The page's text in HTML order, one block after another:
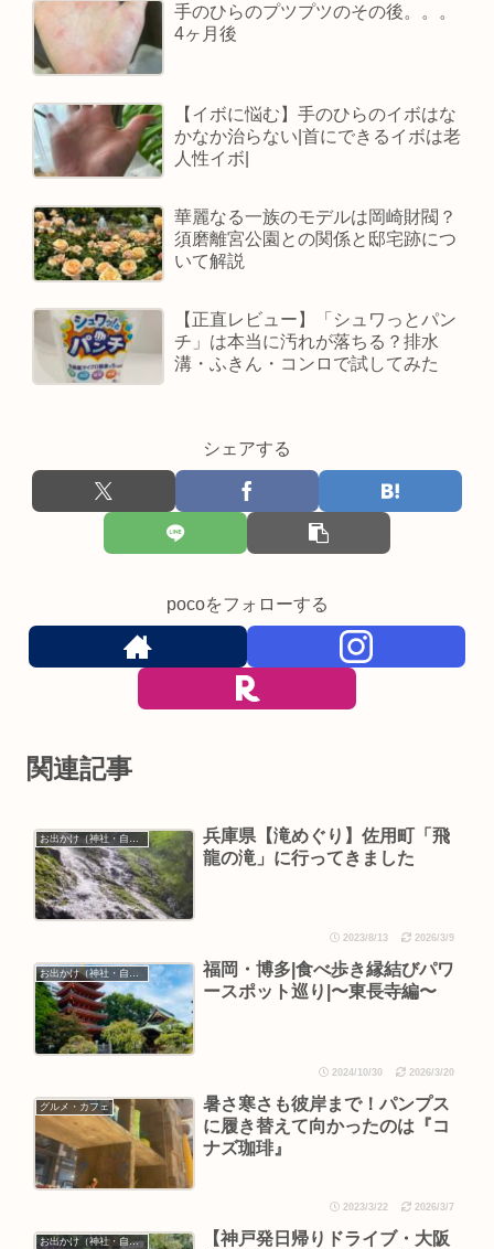
手のひらのプツプツのその後。。。
4ヶ月後
【イボに悩む】手のひらのイボはな
かなか治らない|首にできるイボは老
人性イボ|
華麗なる一族のモデルは岡崎財閥？
須磨離宮公園との関係と邸宅跡につ
いて解説
【正直レビュー】「シュワっとパン
チ」は本当に汚れが落ちる？排水
溝・ふきん・コンロで試してみた
シェアする
pocoをフォローする
関連記事
兵庫県【滝めぐり】佐用町「飛
龍の滝」に行ってきました
2023/8/13 2026/3/9
福岡・博多|食べ歩き縁結びパワ
ースポット巡り|〜東長寺編〜
2024/10/30 2026/3/20
グルメ・カフェ
暑さ寒さも彼岸まで！パンプス
に履き替えて向かったのは『コ
ナズ珈琲』
2023/3/22 2026/3/7
お出かけ（神社・自然・旅）
【神戸発日帰りドライブ・大阪